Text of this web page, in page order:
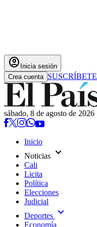
account_circle Inicia sesión
Crea cuenta SUSCRÍBETE
sábado, 8 de agosto de 2026
Inicio
Noticias expand_more
Cali
Licita
Política
Elecciones
Judicial
Deportes expand_more
Economía